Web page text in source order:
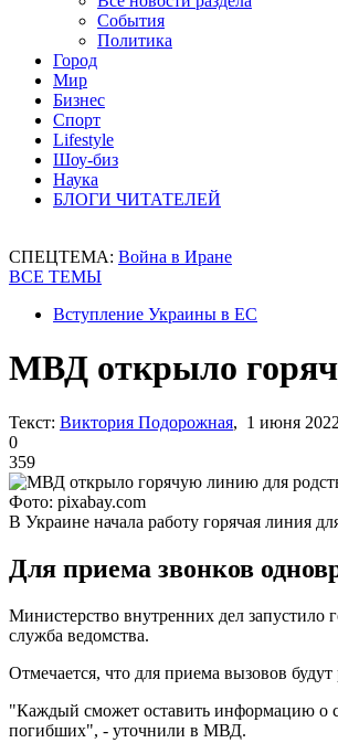
События
Политика
Город
Мир
Бизнес
Спорт
Lifestyle
Шоу-биз
Наука
БЛОГИ ЧИТАТЕЛЕЙ
СПЕЦТЕМА: Война в Иране
ВСЕ ТЕМЫ
Вступление Украины в ЕС
МВД открыло
Текст: Виктория Подорожная, 1 июня
0
359
Фото: pixabay.com
В Украине начала работу горячая линия
Для приема звонков
Министерство внутренних дел
служба ведомства.
Отмечается, что для приема вызовов
"Каждый сможет оставить информацию о
погибших", - уточнили в МВД.